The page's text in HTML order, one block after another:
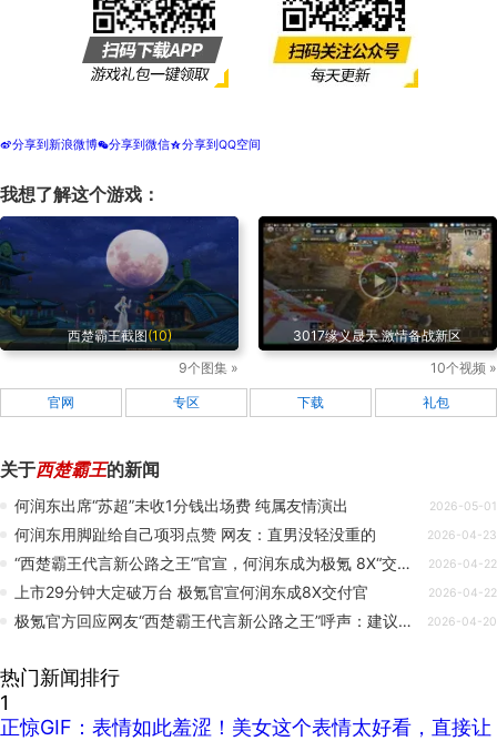
t分享到新浪微博w分享到微信z分享到QQ空间
我想了解这个游戏：
西楚霸王截图(10)
9个图集 »
3017缘义晟天 激情备战新区
10个视频 »
官网 专区 下载 礼包
关于西楚霸王的新闻
何润东出席“苏超”未收1分钱出场费 纯属友情演出 2026-05-01
何润东用脚趾给自己项羽点赞 网友：直男没轻没重的 2026-04-23
“西楚霸王代言新公路之王”官宣，何润东成为极氪 8X“交付官” 2026-04-22
上市29分钟大定破万台 极氪官宣何润东成8X交付官 2026-04-22
极氪官方回应网友“西楚霸王代言新公路之王”呼声：建议很好，期待接下来跟何润东有更多互动 2026-04-20
热门新闻排行
1
正惊GIF：表情如此羞涩！美女这个表情太好看，直接让